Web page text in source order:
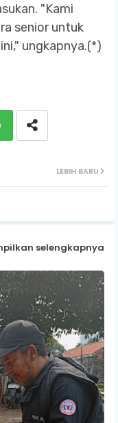
"Kami
senior untuk
ungkapnya.(*)
LEBIH BARU
selengkapnya